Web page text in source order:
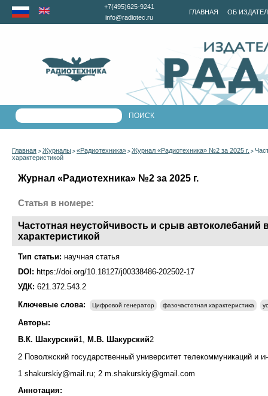
ГЛАВНАЯ ОБ
+7(495)625-9241
info@radiotec.ru
Главная > Журналы > «Радиотехника» > Журнал «Радиотехника» №2 за 2025 г. >
характеристикой
Журнал «Радиотехника» №2 за 2025 г.
Статья в номере:
Частотная неустойчивость и срыв
характеристикой
Тип статьи: научная статья
DOI: https://doi.org/10.18127/j00338486-202502-17
УДК: 621.372.543.2
Ключевые слова:
Цифровой генератор фазочастотная характеристика
Авторы:
В.К. Шакурский1, М.В. Шакурский2
2 Поволжский государственный университет телекоммуникаций и
1 shakurskiy@mail.ru; 2 m.shakurskiy@gmail.com
Аннотация: